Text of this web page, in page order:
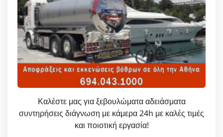
Καλέστε μας για ξεβουλώματα αδειάσματα
συντηρήσεις διάγνωση με κάμερα 24h με καλές τιμές
και ποιοτική εργασία!